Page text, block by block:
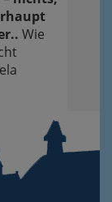
Wie